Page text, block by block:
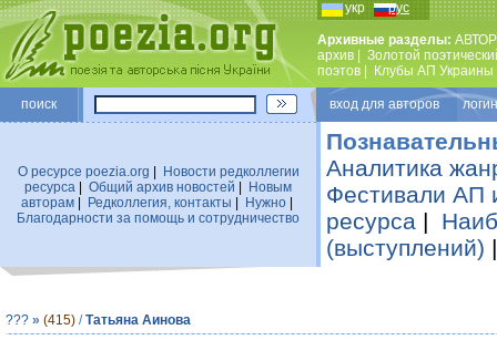
укр рус
Архивные разделы:
архив
Золотой
поэтов
Клубы АП Украины
поиск вход для авторов
О ресурсе poezia.org
Новости редколлегии
ресурса
Общий архив новостей
Новым
авторам| Редколлегия, контакты Нужно|
Благодарности за помощь и сотрудничество
Аналитика
Фестивали АП
ресурса |
(выступлений)
??? » (415) /Татьяна Аинова